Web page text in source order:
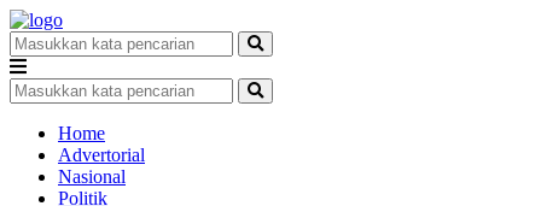
Home
Advertorial
Nasional
Politik